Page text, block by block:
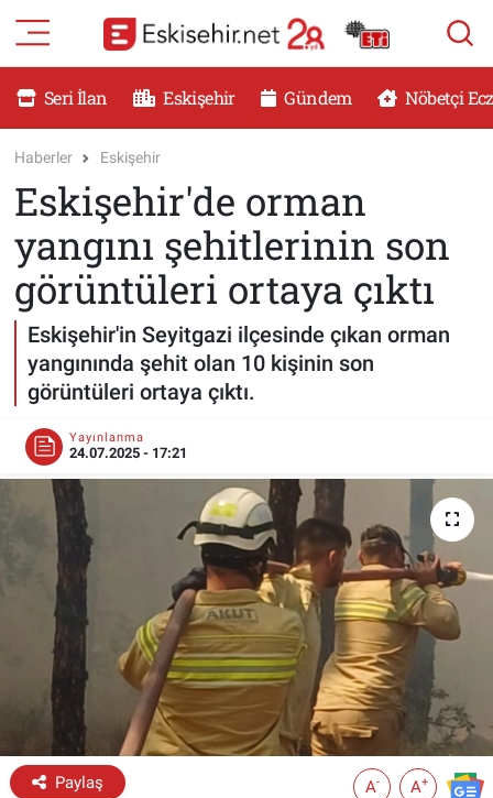
Seri İlan Eskişehir Gündem Nöbetçi
Haberler Eskişehir
Eskişehir'de orman
yangını şehitlerinin son
görüntüleri ortaya çıktı
Eskişehir'in Seyitgazi ilçesinde çıkan orman
yangınında şehit olan 10 kişinin son
görüntüleri ortaya çıktı.
Yayınlanma
24.07.2025 - 17:21
Paylaş A- A+
RESMİ İLANLAR
DÜNYA
SAĞLIK
MAGAZİN
KADIN
YEMEK
ESKİŞEHİR NÖBETÇİ ECZANELER
Eskişehir Haber İçerikleri
Eskişehir Hava Durumu
Eskişehir Tramvay Saatleri
Eskişehir Otobüs Saatleri
Eskişehir Nöbetçi Eczaneler
Eskişehir Namaz Vakitleri
Eskişehir Trafik Yoğunluk Haritası
Süper Lig Puan Durumu ve Fikstür
Tüm Manşetler
Haber Arşivi